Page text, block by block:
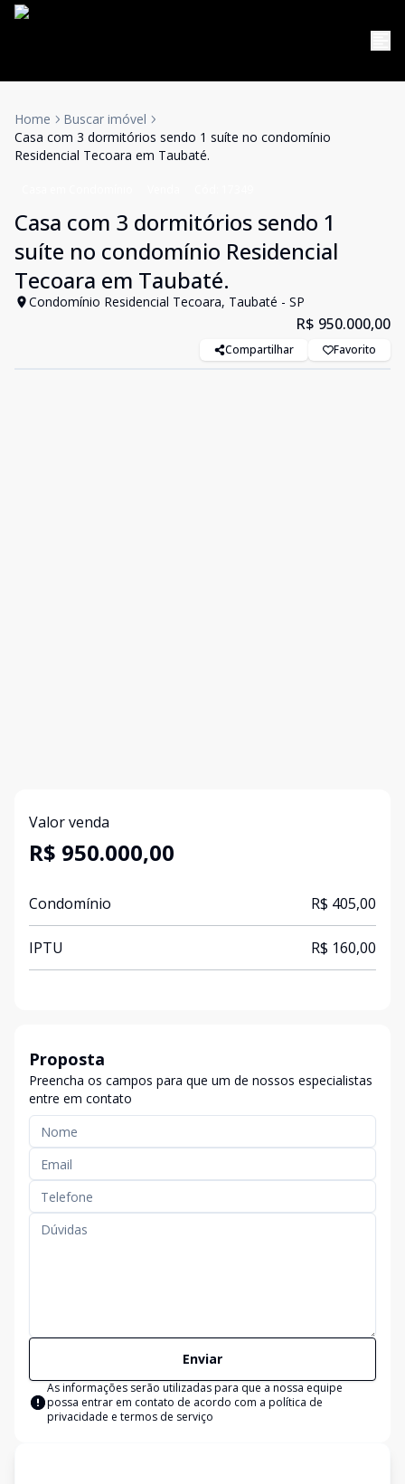
Home
Buscar imóvel
Casa com 3 dormitórios sendo 1 suíte no condomínio
Residencial Tecoara em Taubaté.
Casa com 3 dormitórios sendo 1
suíte no condomínio Residencial
Tecoara em Taubaté.
Condomínio Residencial Tecoara, Taubaté - SP
R$ 950.000,00
Compartilhar Favorito
Valor venda
R$ 950.000,00
Condomínio R$ 405,00
IPTU R$ 160,00
Proposta
Preencha os campos para que um de nossos especialistas
entre em contato
Enviar
As informações serão utilizadas para que a nossa equipe
possa entrar em contato de acordo com a política de
privacidade e termos de serviço